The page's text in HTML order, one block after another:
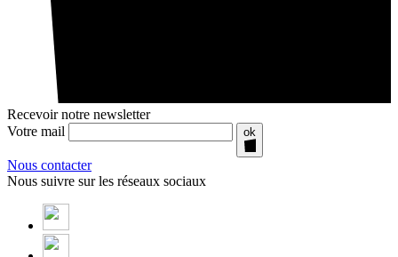
Recevoir notre newsletter
Votre mail
ok
Nous contacter
Nous suivre sur les réseaux sociaux